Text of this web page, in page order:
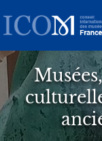
au
contenu
principal